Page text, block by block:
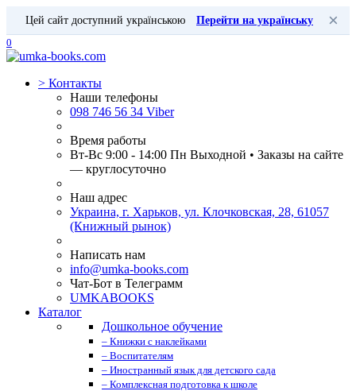
Цей сайт доступний українською Перейти на українську ×
0
> Контакты
Наши телефоны
098 746 56 34 Viber
Время работы
Вт-Вс 9:00 - 14:00 Пн Выходной • Заказы на сайте
— круглосуточно
Наш адрес
Украина, г. Харьков, ул. Клочковская, 28, 61057
(Книжный рынок)
Написать нам
info@umka-books.com
Чат-Бот в Телеграмм
UMKABOOKS
Каталог
Дошкольное обучение
– Книжки с наклейками
– Воспитателям
– Иностранный язык для детского сада
– Комплексная подготовка к школе